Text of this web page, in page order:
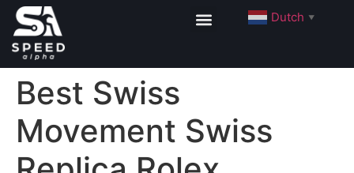
Dutch ▼
Best Swiss
Movement Swiss